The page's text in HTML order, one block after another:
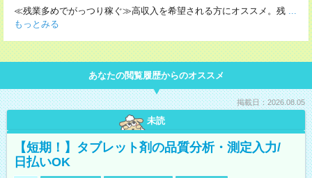
≪残業多めでがっつり稼ぐ≫高収入を希望される方にオススメ。残 ...
もっとみる
あなたの閲覧履歴からのオススメ
掲載日：2026.08.05
未読
【短期！】タブレット剤の品質分析・測定入力/
日払いOK